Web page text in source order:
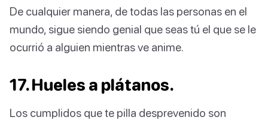
De cualquier manera, de todas las personas en el
mundo, sigue siendo genial que seas tú el que se le
ocurrió a alguien mientras ve anime.
17. Hueles a plátanos.
Los cumplidos que te pilla desprevenido son